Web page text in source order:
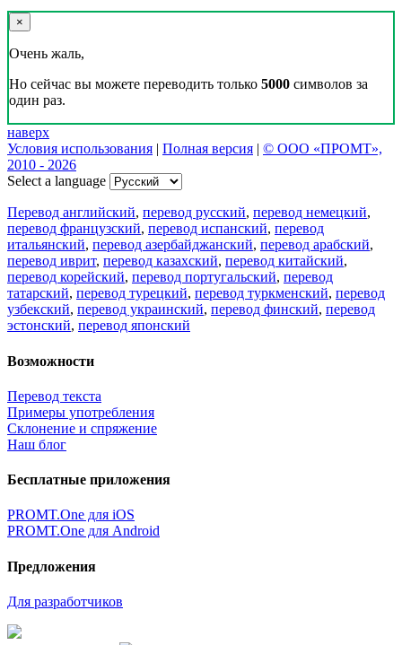
×
Очень жаль,
Но сейчас вы можете переводить только 5000 символов за
один раз.
наверх
Условия использования | Полная версия | © ООО «ПРОМТ»,
2010 - 2026
Select a language
Перевод английский, перевод русский, перевод немецкий,
перевод французский, перевод испанский, перевод
итальянский, перевод азербайджанский, перевод арабский,
перевод иврит, перевод казахский, перевод китайский,
перевод корейский, перевод португальский, перевод
татарский, перевод турецкий, перевод туркменский, перевод
узбекский, перевод украинский, перевод финский, перевод
эстонский, перевод японский
Возможности
Перевод текста
Примеры употребления
Склонение и спряжение
Наш блог
Бесплатные приложения
PROMT.One для iOS
PROMT.One для Android
Предложения
Для разработчиков